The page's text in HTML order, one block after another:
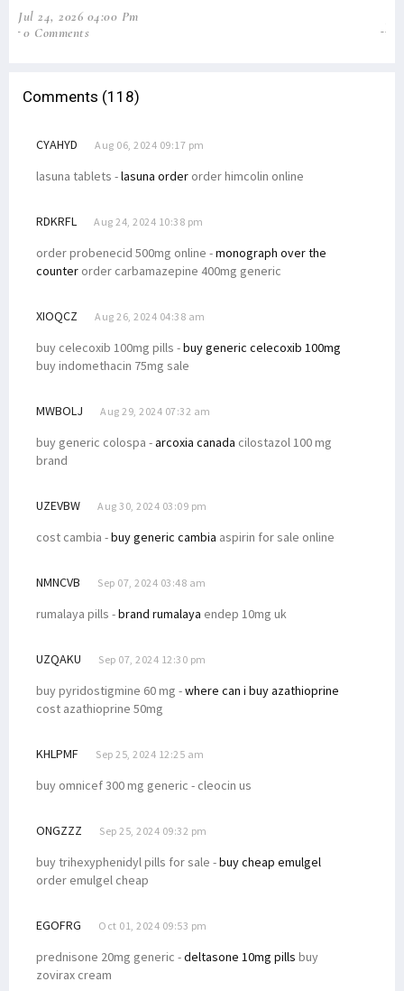
Jul 24, 2026 04:00 Pm
0 Comments
Comments (118)
CYAHYD Aug 06, 2024 09:17 pm
lasuna tablets -lasuna order order himcolin online
RDKRFL Aug 24, 2024 10:38 pm
order probenecid 500mg online -monograph over the
counter order carbamazepine 400mg generic
XIOQCZ Aug 26, 2024 04:38 am
buy celecoxib 100mg pills -buy generic celecoxib 100mg
buy indomethacin 75mg sale
MWBOLJ Aug 29, 2024 07:32 am
buy generic colospa -arcoxia canada cilostazol 100 mg
brand
UZEVBW Aug 30, 2024 03:09 pm
cost cambia -buy generic cambia aspirin for sale online
NMNCVB Sep 07, 2024 03:48 am
rumalaya pills -brand rumalaya endep 10mg uk
UZQAKU Sep 07, 2024 12:30 pm
buy pyridostigmine 60 mg -where can i buy azathioprine
cost azathioprine 50mg
KHLPMF Sep 25, 2024 12:25 am
buy omnicef 300 mg generic - cleocin us
ONGZZZ Sep 25, 2024 09:32 pm
buy trihexyphenidyl pills for sale -buy cheap emulgel
order emulgel cheap
EGOFRG Oct 01, 2024 09:53 pm
prednisone 20mg generic -deltasone 10mg pills buy
zovirax cream